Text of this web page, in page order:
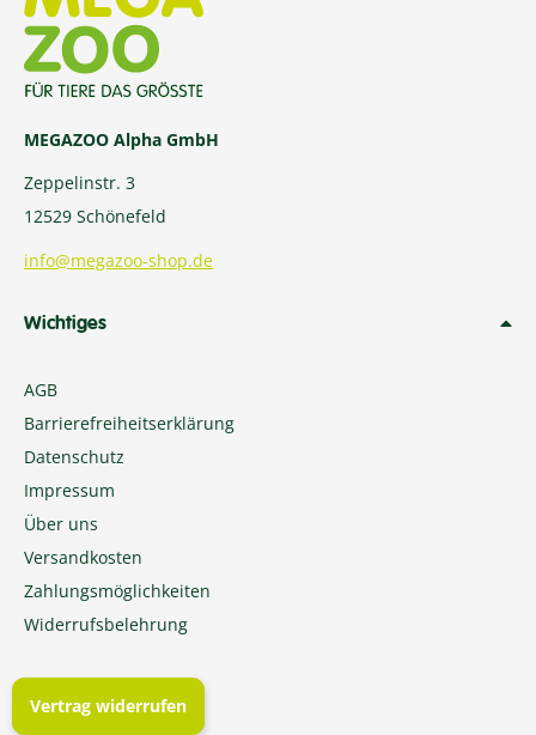
MEGAZOO Alpha GmbH
Zeppelinstr. 3
12529 Schönefeld
info@megazoo-shop.de
Wichtiges
AGB
Barrierefreiheitserklärung
Datenschutz
Impressum
Über uns
Versandkosten
Zahlungsmöglichkeiten
Widerrufsbelehrung
Vertrag widerrufen